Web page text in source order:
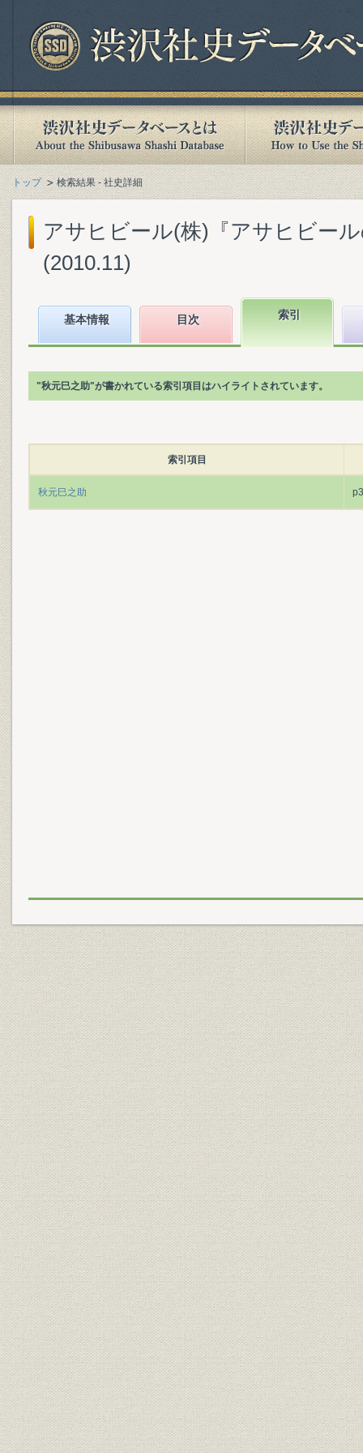
トップ 検索結果 - 社史詳細
アサヒビール(株)『アサヒビー
(2010.11)
基本情報 目次 索引
"秋元巳之助"が書かれている索引項目はハイライトされています。
索引項目
秋元巳之助